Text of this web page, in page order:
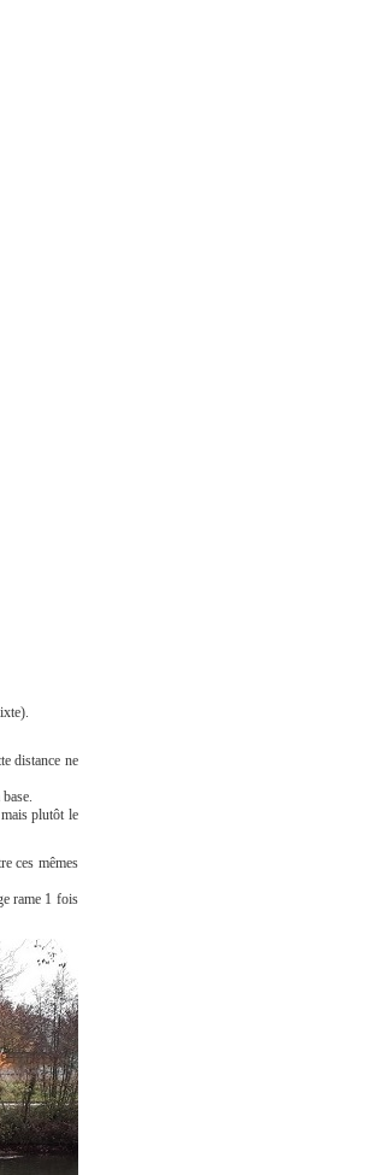
distance ne
plutôt le
ces mêmes
rame 1 fois